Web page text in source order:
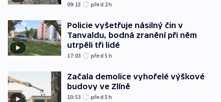
09:15 před 2h
Policie vyšetřuje násilný čin v
Tanvaldu, bodná zranění při něm
utrpěli tři lidé
17:03 před 5h
Začala demolice vyhořelé výškové
budovy ve Zlíně
10:53 před 5h